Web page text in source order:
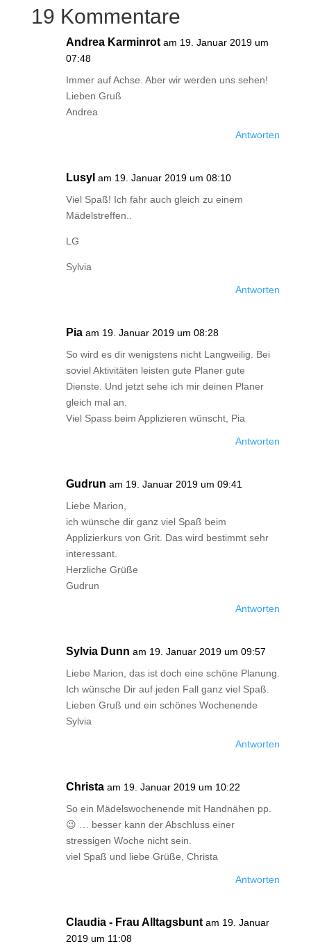
19 Kommentare
Andrea Karminrot am 19. Januar 2019 um
07:48
Immer auf Achse. Aber wir werden uns sehen!
Lieben Gruß
Andrea
Antworten
Lusyl am 19. Januar 2019 um 08:10
Viel Spaß! Ich fahr auch gleich zu einem
Mädelstreffen..
LG
Sylvia
Antworten
Pia am 19. Januar 2019 um 08:28
So wird es dir wenigstens nicht Langweilig. Bei
soviel Aktivitäten leisten gute Planer gute
Dienste. Und jetzt sehe ich mir deinen Planer
gleich mal an.
Viel Spass beim Applizieren wünscht, Pia
Antworten
Gudrun am 19. Januar 2019 um 09:41
Liebe Marion,
ich wünsche dir ganz viel Spaß beim
Applizierkurs von Grit. Das wird bestimmt sehr
interessant.
Herzliche Grüße
Gudrun
Antworten
Sylvia Dunn am 19. Januar 2019 um 09:57
Liebe Marion, das ist doch eine schöne Planung.
Ich wünsche Dir auf jeden Fall ganz viel Spaß.
Lieben Gruß und ein schönes Wochenende
Sylvia
Antworten
Christa am 19. Januar 2019 um 10:22
So ein Mädelswochenende mit Handnähen pp.
😉 … besser kann der Abschluss einer
stressigen Woche nicht sein.
viel Spaß und liebe Grüße, Christa
Antworten
Claudia - Frau Alltagsbunt am 19. Januar
2019 um 11:08